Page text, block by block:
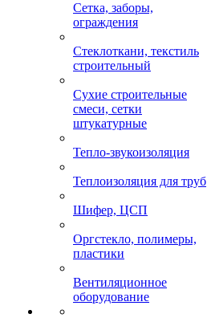
Сетка, заборы,
ограждения
Стеклоткани, текстиль
строительный
Сухие строительные
смеси, сетки
штукатурные
Тепло-звукоизоляция
Теплоизоляция для труб
Шифер, ЦСП
Оргстекло, полимеры,
пластики
Вентиляционное
оборудование